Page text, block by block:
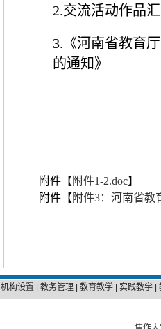
2.交流活动作品
3. 《河南省教育
的通知》
附件【 附件1-2.doc】
附件【 附件3：河南省
机构设置 教务管理 教育教学 实践教学